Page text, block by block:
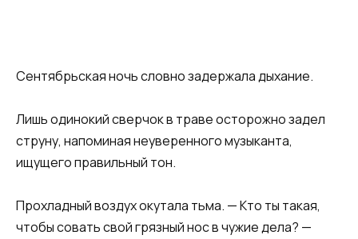
Сентябрьская ночь словно задержала дыхание.
Лишь одинокий сверчок в траве осторожно задел
струну, напоминая неуверенного музыканта,
ищущего правильный тон.
Прохладный воздух окутала тьма. — Кто ты такая,
чтобы совать свой грязный нос в чужие дела? —